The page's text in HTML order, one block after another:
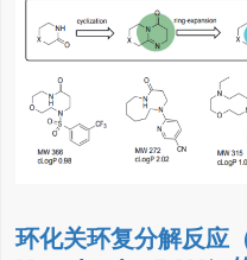
环化关环复分解反应